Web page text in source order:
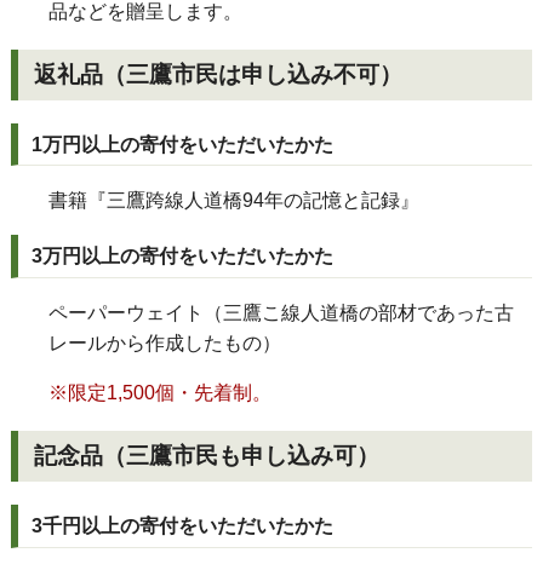
品などを贈呈します。
返礼品（三鷹市民は申し込み不可）
1万円以上の寄付をいただいたかた
書籍『三鷹跨線人道橋94年の記憶と記録』
3万円以上の寄付をいただいたかた
ペーパーウェイト（三鷹こ線人道橋の部材であった古
レールから作成したもの）
※限定1,500個・先着制。
記念品（三鷹市民も申し込み可）
3千円以上の寄付をいただいたかた